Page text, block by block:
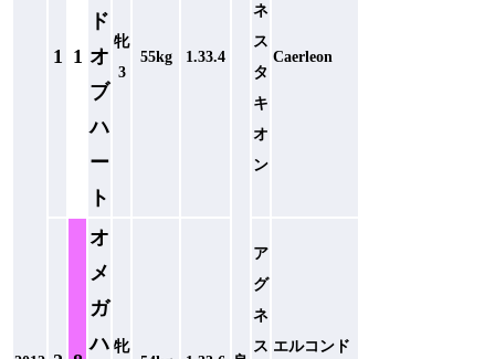
1 1
ド
オ
ブ
ハ
ー
ト
牝
3
55kg 1.33.4
ネ
ス
タ
キ
オ
ン
Caerleon
オ
メ
ガ
ハ 牝
ア
グ
ネ
ス エルコンド